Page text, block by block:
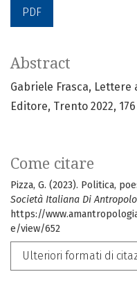
PDF
Come citare
Pizza, G. (2023). Politica,
Società Italiana Di
https://
e/view/652
Ulteriori formati di
Abstract
Gabriele Frasca, Lettere
Editore, Trento 2022,